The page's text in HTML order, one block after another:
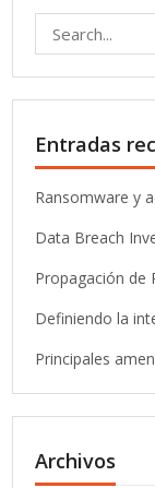
Entradas
Ransomware y
Data Breach
Propagación de
Definiendo la
Principales
Archivos